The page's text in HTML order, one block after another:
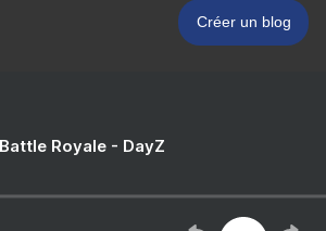
Créer un blog
Royale - DayZ